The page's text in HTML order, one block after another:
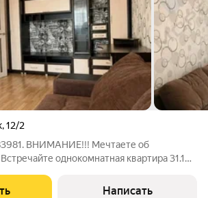
,12/2
ВНИМАНИЕ!!! Мечтаете об
квартира 31.1
мебелью. Это очень экономичный
Написать